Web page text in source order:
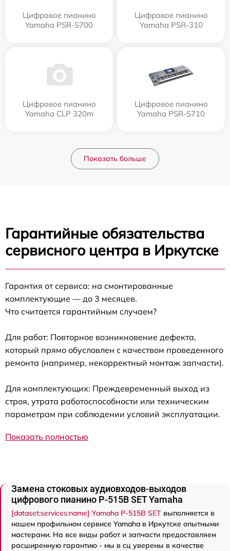
Цифровое пианино
Yamaha PSR-S700
Цифровое пианино
Yamaha PSR-310
Цифровое пианино
Yamaha CLP 320m
Цифровое пианино
Yamaha PSR-S710
Показать больше
Гарантийные обязательства
сервисного центра в Иркутске
Гарантия от сервиса: на смонтированные
комплектующие — до 3 месяцев.
Что считается гарантийным случаем?
Для работ: Повторное возникновение дефекта,
который прямо обусловлен с качеством проведенного
ремонта (например, некорректный монтаж запчасти).
Для комплектующих: Преждевременный выход из
строя, утрата работоспособности или техническим
параметрам при соблюдении условий эксплуатации.
Показать полностью
Замена стоковых аудиовходов-выходов
цифрового пианино P-515B SET Yamaha
[dataset:services:name] Yamaha P-515B SET выполняется в
нашем профильном сервисе Yamaha в Иркутске опытными
мастерами. На все виды работ и запчасти предоставляем
расширенную гарантию - мы в сц уверены в качестве